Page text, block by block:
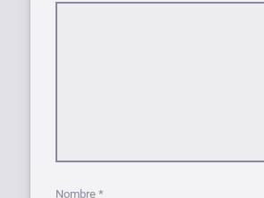
Nombre *